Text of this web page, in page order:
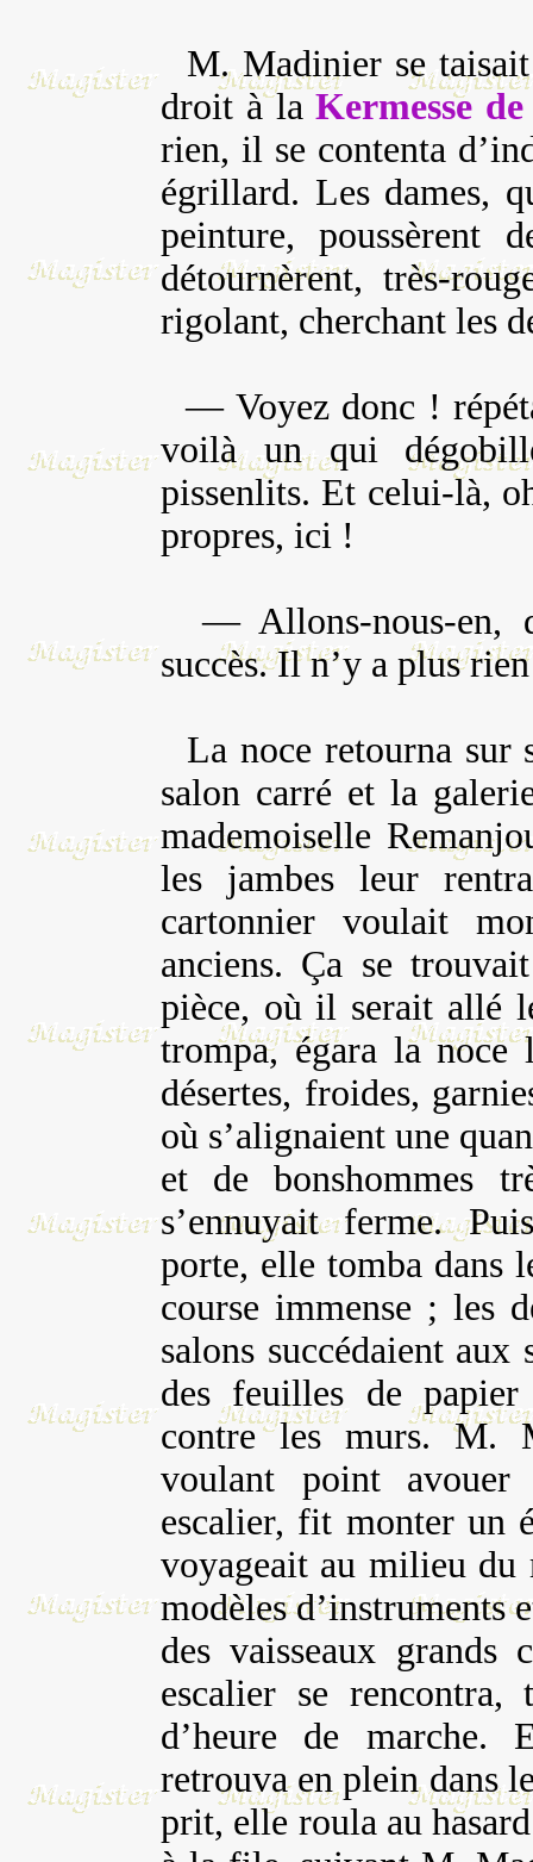
M. Madinier se
droit à laKermesse
rien, il se contenta
égrillard. Les dames,
peinture, poussèrent
détournèrent, très-
rigolant, cherchant les
— Voyez donc !
voilà un qui
pissenlits. Et celui-là,
propres, ici !
— Allons-nous-en,
succès. Il n’y a plus
La noce retourna sur
salon carré et la
mademoiselle
les jambes leur
cartonnier voulait
anciens. Ça se
pièce, où il serait allé
trompa, égara la
désertes, froides,
où s’alignaient une
et de bonshommes
s’ennuyait ferme.
porte, elle tomba dans
course immense ; les
salons succédaient aux
des feuilles de
contre les murs. M.
voulant point
escalier, fit monter un
voyageait au milieu du
modèles d’instruments
des vaisseaux
escalier se
d’heure de marche.
retrouva en plein dans
prit, elle roula au